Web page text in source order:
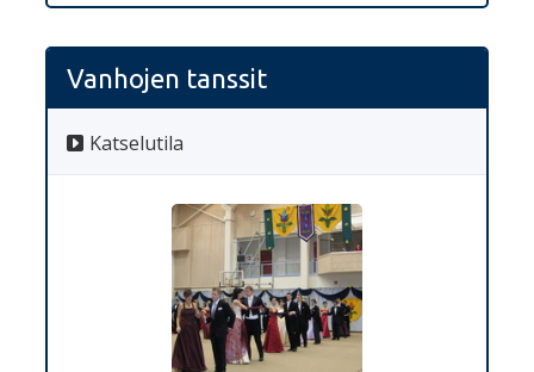
Vanhojen tanssit
Katselutila